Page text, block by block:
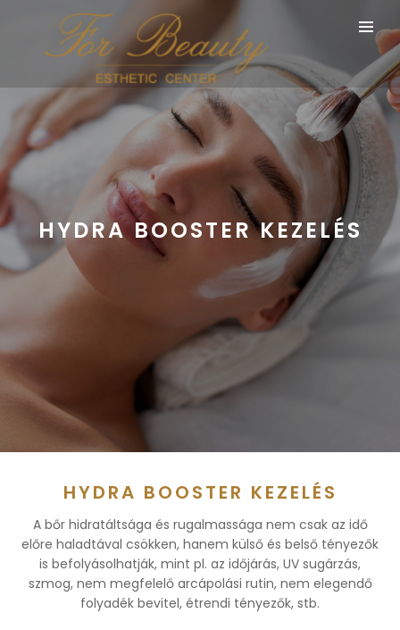
HYDRA BOOSTER KEZELÉS
HYDRA BOOSTER KEZELÉS
A bőr hidratáltsága és rugalmassága nem csak az idő
előre haladtával csökken, hanem külső és belső tényezők
is befolyásolhatják, mint pl. az időjárás, UV sugárzás,
szmog, nem megfelelő arcápolási rutin, nem elegendő
folyadék bevitel, étrendi tényezők, stb.